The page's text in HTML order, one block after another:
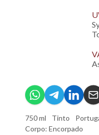
750 ml Tinto
Corpo: Encorpado